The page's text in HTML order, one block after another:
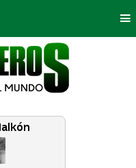
Bogotá
Deportes
Neira